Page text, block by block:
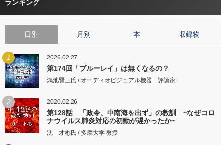
ランキング
日別 月別 本 収録物
1 2026.02.27
第174回「ブルーレイ」は無くなるの？
鴻池賢三氏 / オーディオビジュアル機器 評論家
2 2020.02.26
第128話 「政令、中南海を出ず」の教訓 ~なぜコロ
ナウイルス肺炎対応の初動が遅かったか~
沈 才彬氏 / 多摩大学 教授